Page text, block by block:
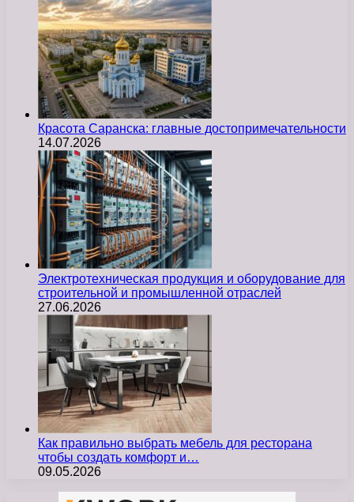
Красота Саранска: главные достопримечательности
14.07.2026
Электротехническая продукция и оборудование для
строительной и промышленной отраслей
27.06.2026
Как правильно выбрать мебель для ресторана
чтобы создать комфорт и…
09.05.2026